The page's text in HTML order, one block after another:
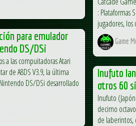
: Plataformas
jugadores, los
Game
para emulador
DS/DSi
a las compuitadoras Atari
de A8DS V3.9, la última
DS/DSi desarrollado
Inufuto
otros 60
Inufuto
decimo
de laberintos,